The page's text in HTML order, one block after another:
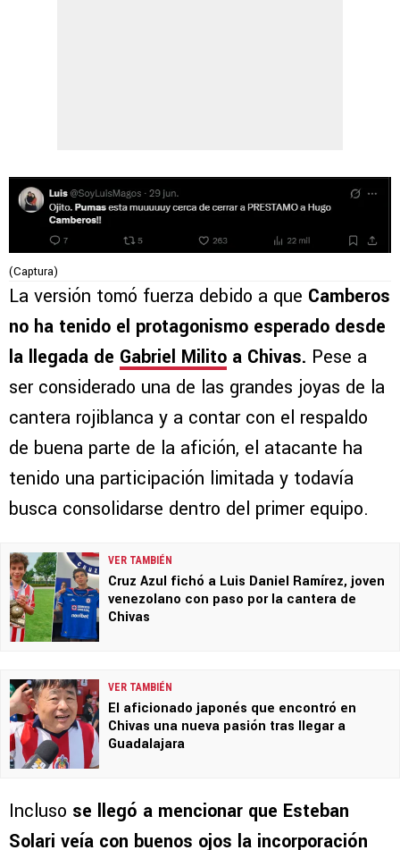
(Captura)
La versión tomó fuerza debido a que Camberos
no ha tenido el protagonismo esperado desde
la llegada de Gabriel Milito a Chivas. Pese a
ser considerado una de las grandes joyas de la
cantera rojiblanca y a contar con el respaldo
de buena parte de la afición, el atacante ha
tenido una participación limitada y todavía
busca consolidarse dentro del primer equipo.
VER TAMBIÉN
Cruz Azul fichó a Luis Daniel Ramírez, joven
venezolano con paso por la cantera de
Chivas
VER TAMBIÉN
El aficionado japonés que encontró en
Chivas una nueva pasión tras llegar a
Guadalajara
Incluso se llegó a mencionar que Esteban
Solari veía con buenos ojos la incorporación